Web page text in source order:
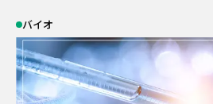
バイオ